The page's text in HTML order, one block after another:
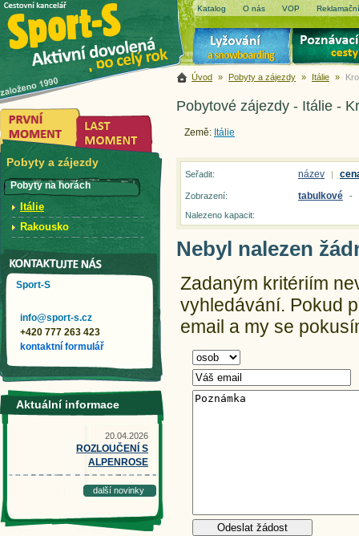
Katalog O nás VOP
Úvod » Pobyty a zájezdy » Itálie »
Pobytové zájezdy - Itálie -
Země: Itálie
Seřadit: název |
Zobrazení: tabulkové
-
Nalezeno kapacit:
Nebyl nalezen
Zadaným kritériím
vyhledávání. Pokud
email a my se
Pobyty a zájezdy
Pobyty na horách
Itálie
Rakousko
Sport-S
info@sport-s.cz
+420 777 263 423
kontaktní formulář
Aktuální informace
20.04.2026
ROZLOUČENÍ S
ALPENROSE
další novinky